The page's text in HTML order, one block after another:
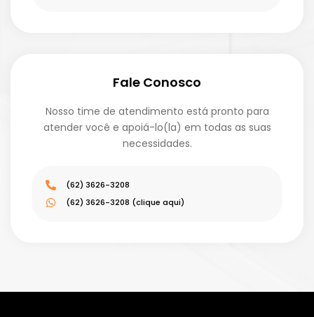
Fale Conosco
Nosso time de atendimento está pronto para
atender você e apoiá-lo(la) em todas as suas
necessidades.
(62) 3626-3208
(62) 3626-3208 (clique aqui)